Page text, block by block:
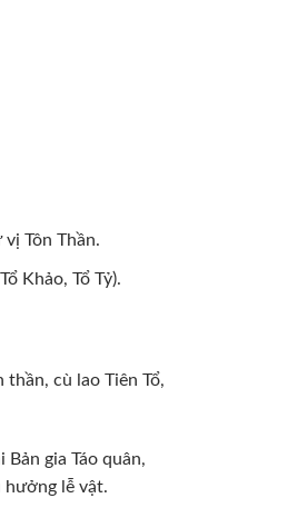
Tôn Thần.
Khảo, Tổ Tỷ).
cù lao Tiên Tổ,
gia Táo quân,
hưởng lễ vật.